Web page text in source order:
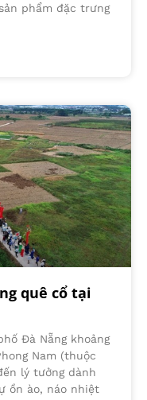
phẩm đặc trưng
quê cổ tại
Đà Nẵng khoảng
Nam (thuộc
lý tưởng dành
ồn ào, náo nhiệt